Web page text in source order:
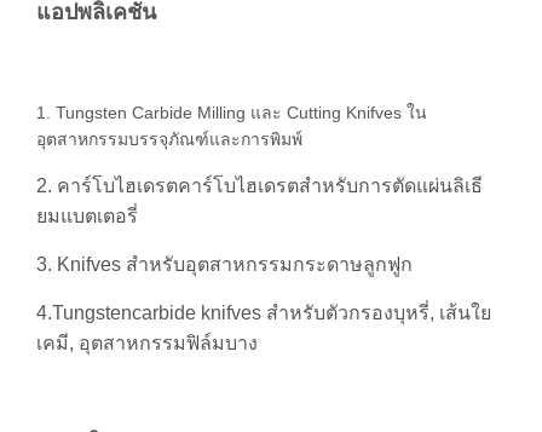
แอปพลิเคชัน
1. Tungsten Carbide Milling และ Cutting Knifves ใน
อุตสาหกรรมบรรจุภัณฑ์และการพิมพ์
2. คาร์โบไฮเดรตคาร์โบไฮเดรตสำหรับการตัดแผ่นลิเธี
ยมแบตเตอรี่
3. Knifves สำหรับอุตสาหกรรมกระดาษลูกฟูก
4.Tungstencarbide knifves สำหรับตัวกรองบุหรี่, เส้นใย
เคมี, อุตสาหกรรมฟิล์มบาง